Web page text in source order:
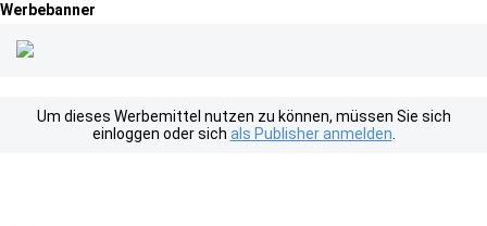
Werbebanner
Um dieses Werbemittel nutzen zu können, müssen Sie sich
einloggen oder sich als Publisher anmelden